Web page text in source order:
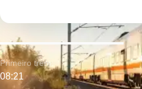
Primeiro trem:
08:21